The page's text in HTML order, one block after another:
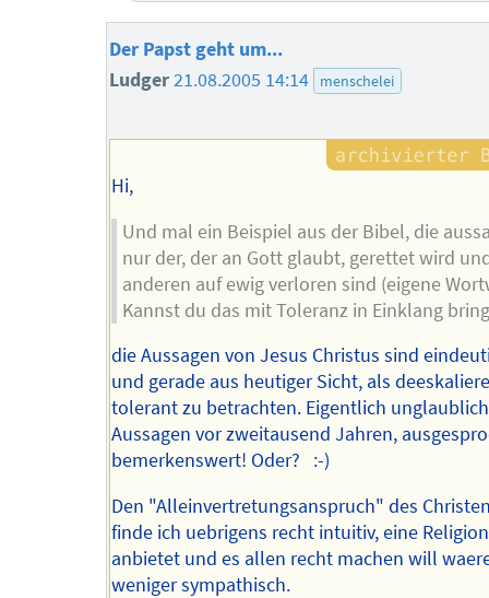
Der Papst geht um...
Ludger21.08.2005 14:14 menschelei
Hi,
Und mal ein Beispiel aus der Bibel, die
nur der, der an Gott glaubt, gerettet wird
anderen auf ewig verloren sind (eigene
Kannst du das mit Toleranz in Einklang
die Aussagen von Jesus Christus sind
und gerade aus heutiger Sicht, als
tolerant zu betrachten. Eigentlich
Aussagen vor zweitausend Jahren,
bemerkenswert! Oder? :-)
Den "Alleinvertretungsanspruch" des
finde ich uebrigens recht intuitiv, eine
anbietet und es allen recht machen will
weniger sympathisch.